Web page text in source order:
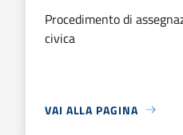
Procedimento di
civica
VAI ALLA PAGINA